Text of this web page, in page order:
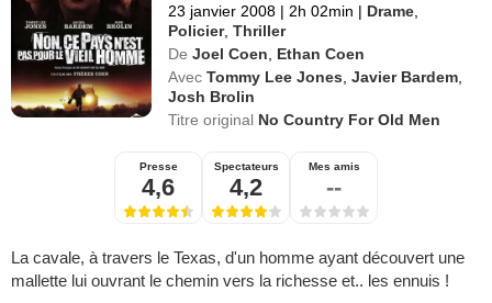
23 janvier 2008 | 2h 02min | Drame
Policier,Thriller
De Joel Coen
Ethan Coen
Avec Tommy Lee Jones ,Javier Bardem
Josh Brolin
Titre original No Country For Old Men
Presse
4,6
Spectateurs
4,2
Mes amis
--
La cavale, à travers le Texas, d'un homme ayant découvert une
mallette lui ouvrant le chemin vers la richesse et.. les ennuis !